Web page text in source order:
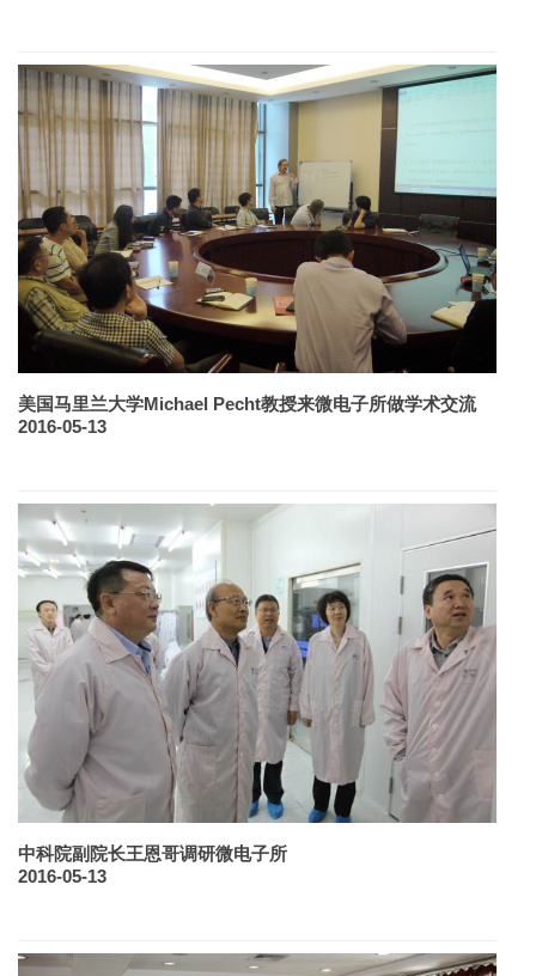
美国马里兰大学Michael Pecht教授来微电子所做学术交流
2016-05-13
中科院副院长王恩哥调研微电子所
2016-05-13